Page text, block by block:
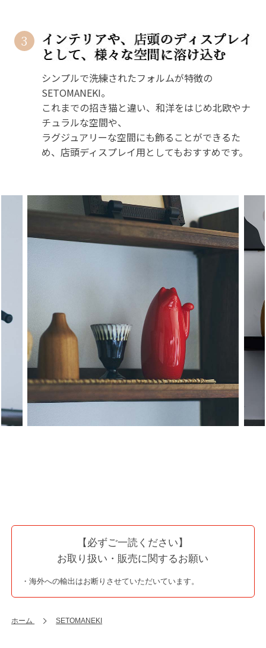
3
シンプルで洗練されたフォルムが特徴の
SETOMANEKI。
これまでの招き猫と違い、和洋をはじめ北欧やナ
チュラルな空間や、
ラグジュアリーな空間にも飾ることができるた
め、店頭ディスプレイ用としてもおすすめです。
【必ずご一読ください】
お取り扱い・販売に関するお願い
・海外への輸出はお断りさせていただいています。
ホーム SETOMANEKI